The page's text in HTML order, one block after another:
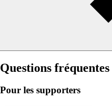
Questions fréquentes
Pour les supporters